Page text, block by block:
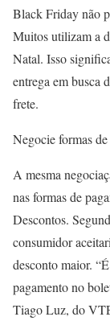
Black Friday não
Muitos utilizam a
Natal. Isso
entrega em busca
frete.
Negocie formas
A mesma
nas formas de
Descontos.
consumidor
desconto maior.
pagamento no
Tiago Luz, do